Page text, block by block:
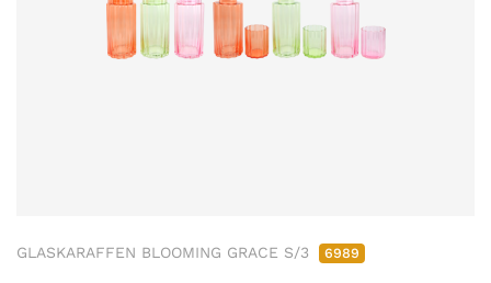
GLASKARAFFEN BLOOMING GRACE S/3 6989